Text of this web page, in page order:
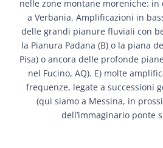
nelle zone montane moreniche: in
a Verbania. Amplificazioni in
delle grandi pianure fluviali con
la Pianura Padana (B) o la piana
Pisa) o ancora delle profonde
nel Fucino, AQ). E) molte
frequenze, legate a successioni
(qui siamo a Messina, in
dell’immaginario ponte